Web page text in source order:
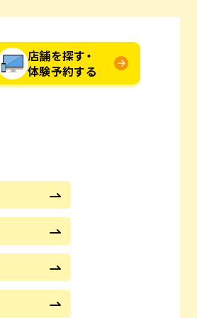
店舗を探す・
体験予約する